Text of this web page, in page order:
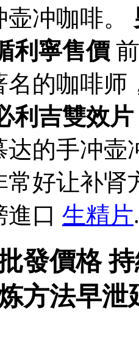
冲咖啡。
利寧售價
名的咖啡师
利吉雙效片
达的手冲壶
常好让补肾
進口 生精片.
發價格
方法早